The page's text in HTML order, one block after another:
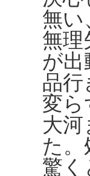
無い
無理
が
品行
変ら
大河
た
驚く